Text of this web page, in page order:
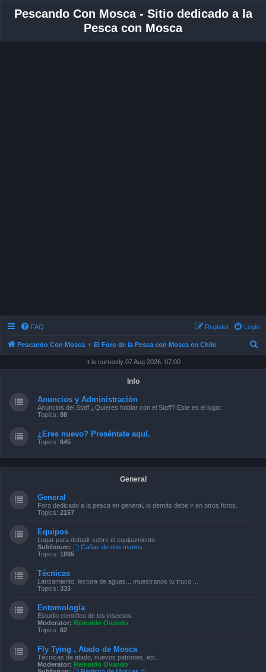
Pescando Con Mosca - Sitio dedicado a la
Pesca con Mosca
FAQ Login
Register
Pescando Con Mosca El Foro de la Pesca con Mosca en Chile
It is currently 07 Aug 2026, 07:00
Info
Anuncios y Administración
Anuncios del Staff ¿Quieres hablar con el Staff? Este es el lugar.
Topics: 88
¿Eres nuevo? Preséntate aquí.
Topics: 645
General
General
Foro dedicado a la pesca en general, lo demás debe ir en otros foros.
Topics: 2157
Equipos
Lugar para debatir sobre el equipamiento.
Subforum:
Cañas de dos manos
Topics: 1895
Técnicas
Lanzamiento, lectura de aguas... muestranos tu truco ...
Topics: 333
Entomología
Estudio científico de los insectos.
Moderator: Reinaldo Ovando
Topics: 82
Fly Tying , Atado de Mosca
Técnicas de atado, nuevos patrones, etc.
Moderator: Reinaldo Ovando